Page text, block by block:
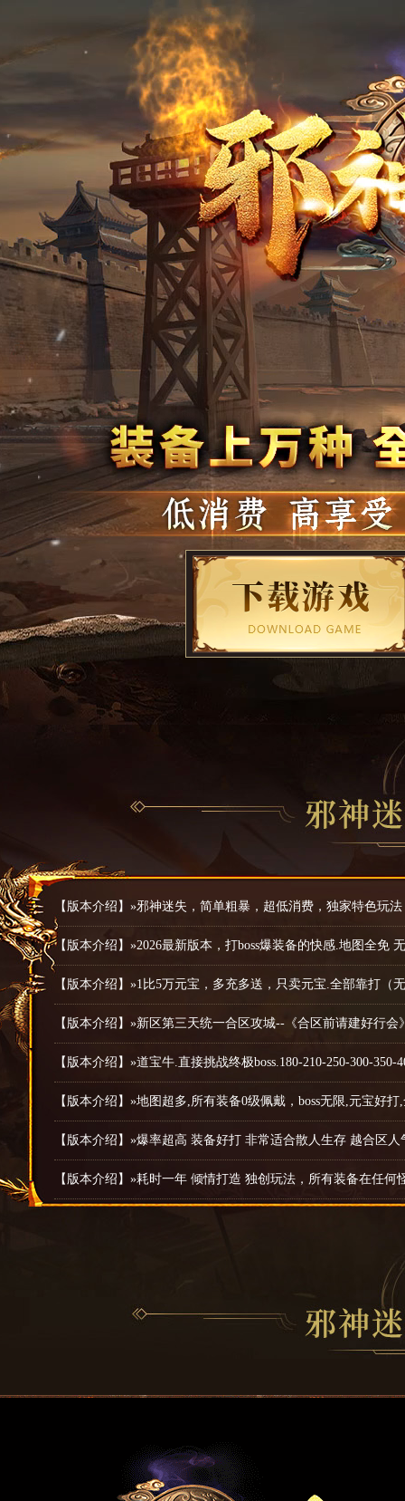
【版本介绍】»邪神迷失，简单粗暴，超低消费，独家特色玩法
【版本介绍】»2026最新版本，打boss爆装备的快感.地图全免
【版本介绍】»1比5万元宝，多充多送，只卖元宝.全部靠打（
【版本介绍】»新区第三天统一合区攻城--《合区前请建好行
【版本介绍】»道宝牛.直接挑战终极boss.180-210-250-300-350-
【版本介绍】»地图超多,所有装备0级佩戴，boss无限,元宝好
【版本介绍】»爆率超高 装备好打 非常适合散人生存 越合区
【版本介绍】»耗时一年 倾情打造 独创玩法，所有装备在任